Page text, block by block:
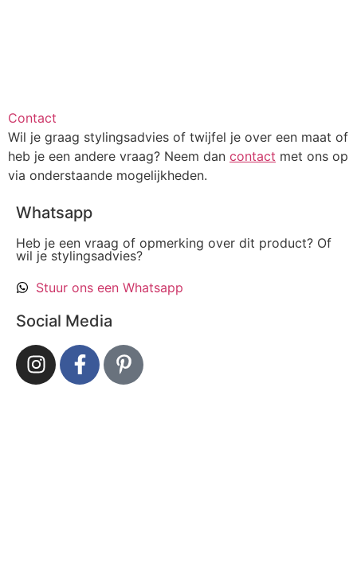
Contact
Wil je graag stylingsadvies of twijfel je over een maat of
heb je een andere vraag? Neem dan contact met ons op
via onderstaande mogelijkheden.
Whatsapp
Heb je een vraag of opmerking over dit product? Of
wil je stylingsadvies?
Stuur ons een Whatsapp
Social Media